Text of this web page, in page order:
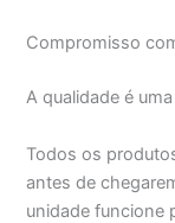
Compromisso
A qualidade é
Todos os
antes de
unidade funcione